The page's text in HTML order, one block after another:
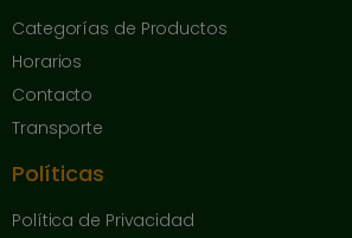
Categorías de Productos
Horarios
Contacto
Transporte
Políticas
Política de Privacidad